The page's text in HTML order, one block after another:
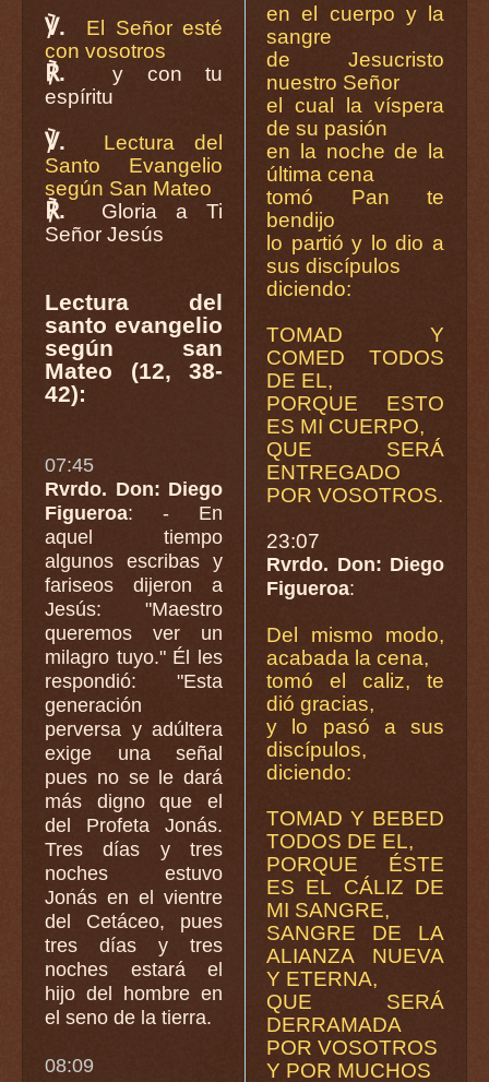
℣.
El Señor esté
con vosotros
℟.
y con tu
espíritu
℣.
Lectura del
Santo Evangelio
según San Mateo
℟.
Gloria a Ti
Señor Jesús
Lectura del
santo evangelio
según san
Mateo (12, 38-
42):
07:45
Rvrdo. Don: Diego
Figueroa: - En
aquel tiempo
algunos escribas y
fariseos dijeron a
Jesús: "Maestro
queremos ver un
milagro tuyo." Él les
respondió: "Esta
generación
perversa y adúltera
exige una señal
pues no se le dará
más digno que el
del Profeta Jonás.
Tres días y tres
noches estuvo
Jonás en el vientre
del Cetáceo, pues
tres días y tres
noches estará el
hijo del hombre en
el seno de la tierra.
08:09
en el cuerpo y la
sangre
de Jesucristo
nuestro Señor
el cual la víspera
de su pasión
en la noche de la
última cena
tomó Pan te
bendijo
lo partió y lo dio a
sus discípulos
diciendo:
TOMAD Y
COMED TODOS
DE EL,
PORQUE ESTO
ES MI CUERPO,
QUE SERÁ
ENTREGADO
POR VOSOTROS.
23:07
Rvrdo. Don: Diego
Figueroa:
Del mismo modo,
acabada la cena,
tomó el caliz, te
dió gracias,
y lo pasó a sus
discípulos,
diciendo:
TOMAD Y BEBED
TODOS DE EL,
PORQUE ÉSTE
ES EL CÁLIZ DE
MI SANGRE,
SANGRE DE LA
ALIANZA NUEVA
Y ETERNA,
QUE SERÁ
DERRAMADA
POR VOSOTROS
Y POR MUCHOS